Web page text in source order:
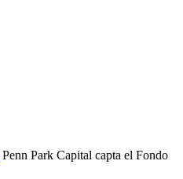
Penn Park Capital capta el Fondo